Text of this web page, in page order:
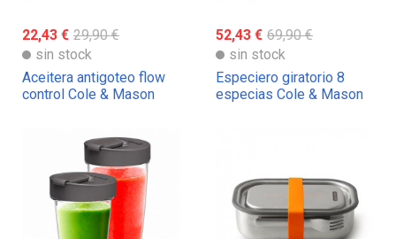
22,43 € 29,90 €
sin stock
Aceitera antigoteo flow
control Cole & Mason
52,43 € 69,90 €
sin stock
Especiero giratorio 8
especias Cole & Mason